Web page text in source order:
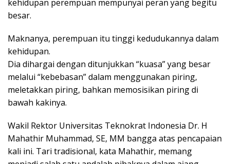
kehidupan perempuan mempunyai peran yang begitu
besar.
Maknanya, perempuan itu tinggi kedudukannya dalam
kehidupan.
Dia dihargai dengan ditunjukkan “kuasa” yang besar
melalui “kebebasan” dalam menggunakan piring,
meletakkan piring, bahkan memosisikan piring di
bawah kakinya.
Wakil Rektor Universitas Teknokrat Indonesia Dr. H
Mahathir Muhammad, SE, MM bangga atas pencapaian
kali ini. Tari tradisional, kata Mahathir, memang